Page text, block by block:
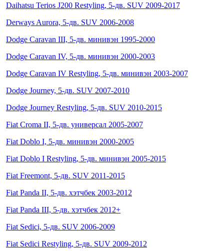
Daihatsu Terios J200 Restyling, 5-дв. SUV 2009-2017
Derways Aurora, 5-дв. SUV 2006-2008
Dodge Caravan III, 5-дв. минивэн 1995-2000
Dodge Caravan IV, 5-дв. минивэн 2000-2003
Dodge Caravan IV Restyling, 5-дв. минивэн 2003-2007
Dodge Journey, 5-дв. SUV 2007-2010
Dodge Journey Restyling, 5-дв. SUV 2010-2015
Fiat Croma II, 5-дв. универсал 2005-2007
Fiat Doblo I, 5-дв. минивэн 2000-2005
Fiat Doblo I Restyling, 5-дв. минивэн 2005-2015
Fiat Freemont, 5-дв. SUV 2011-2015
Fiat Panda II, 5-дв. хэтчбек 2003-2012
Fiat Panda III, 5-дв. хэтчбек 2012+
Fiat Sedici, 5-дв. SUV 2006-2009
Fiat Sedici Restyling, 5-дв. SUV 2009-2012